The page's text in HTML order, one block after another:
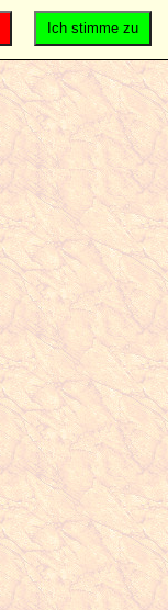
Ich stimme zu